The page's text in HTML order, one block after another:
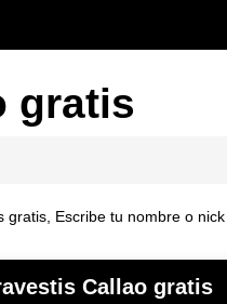
gratis
Escribe tu nombre o
Callao gratis